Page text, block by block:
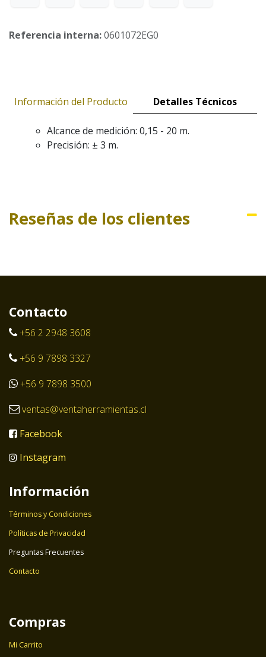
Referencia interna:0601072EG0
Información del Producto Detalles Técnicos
Alcance de medición: 0,15 - 20 m.
Precisión: ± 3 m.
Reseñas de los clientes
Contacto
+56 2 2948 3608
+56 9 7898 3327
+56 9 7898 3500
ventas@ventaherramientas.cl
Facebook
Instagram
Información
Términos y Condiciones
Políticas de Privacidad
Preguntas Frecuentes
Contacto
Compras
Mi Carrito